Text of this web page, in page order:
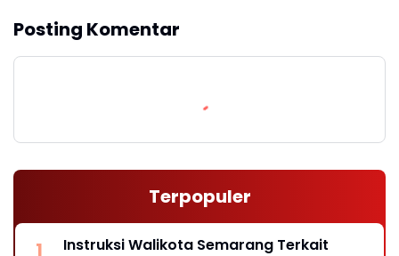
Posting Komentar
Terpopuler
Instruksi Walikota Semarang Terkait